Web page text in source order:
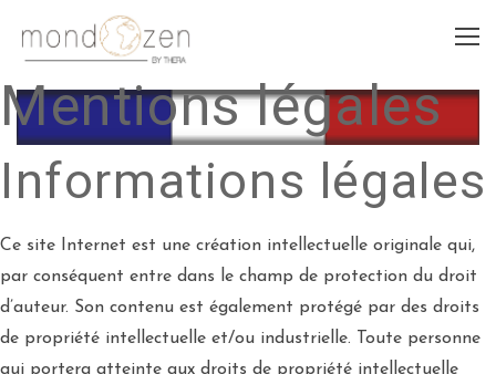
Mentions légales
Informations légales
Ce site Internet est une création intellectuelle originale qui,
par conséquent entre dans le champ de protection du droit
d’auteur. Son contenu est également protégé par des droits
de propriété intellectuelle et/ou industrielle. Toute personne
qui portera atteinte aux droits de propriété intellectuelle